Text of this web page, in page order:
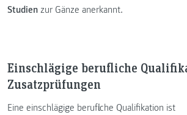
Studien zur Gänze anerkannt.
Einschlägige berufliche
Zusatzprüfungen
Eine einschlägige berufliche Qualifikation ist